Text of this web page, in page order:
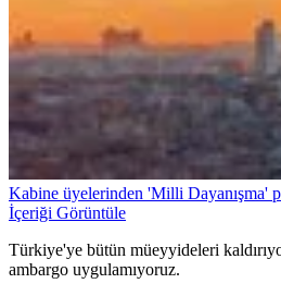
Kabine üyelerinden 'Milli Dayanışma'
İçeriği Görüntüle
Türkiye'ye bütün müeyyideleri
ambargo uygulamıyoruz.